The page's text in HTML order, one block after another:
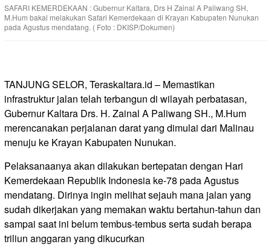
SAFARI KEMERDEKAAN : Gubernur Kaltara, Drs H Zainal A Paliwang SH,
M.Hum bakal melakukan Safari Kemerdekaan di Krayan Kabupaten Nunukan
pada Agustus mendatang. ( Foto : DKISP/Dokumen)
TANJUNG SELOR, Teraskaltara.id – Memastikan
infrastruktur jalan telah terbangun di wilayah perbatasan,
Gubernur Kaltara Drs. H. Zainal A Paliwang SH., M.Hum
merencanakan perjalanan darat yang dimulai dari Malinau
menuju ke Krayan Kabupaten Nunukan.
Pelaksanaanya akan dilakukan bertepatan dengan Hari
Kemerdekaan Republik Indonesia ke-78 pada Agustus
mendatang. Dirinya ingin melihat sejauh mana jalan yang
sudah dikerjakan yang memakan waktu bertahun-tahun dan
sampai saat ini belum tembus-tembus serta sudah berapa
triliun anggaran yang dikucurkan